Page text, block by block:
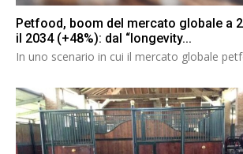
Petfood, boom del mercato globale a
il 2034 (+48%): dal “longevity...
In uno scenario in cui il mercato globale